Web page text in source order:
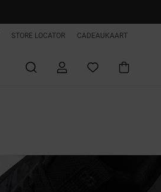
STORE LOCATOR CADEAUKAART